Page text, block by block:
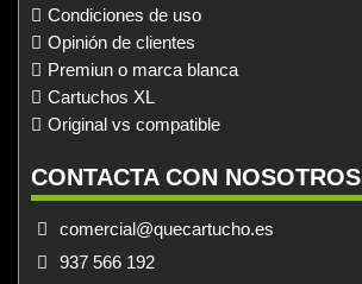
Condiciones de uso
Opinión de clientes
Premiun o marca blanca
Cartuchos XL
Original vs compatible
CONTACTA CON NOSOTROS
comercial@quecartucho.es
937 566 192